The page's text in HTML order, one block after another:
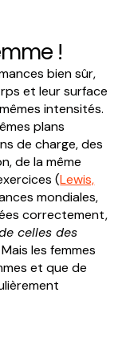
!
bien sûr,
et leur surface
intensités.
plans
de charge, des
de la même
(Lewis,
mondiales,
correctement,
celles des
les femmes
et que de